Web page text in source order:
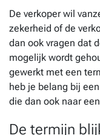
De verkoper wil
zekerheid of de
dan ook vragen dat
mogelijk wordt
gewerkt met een
heb je belang bij
die dan ook naar
De termijn